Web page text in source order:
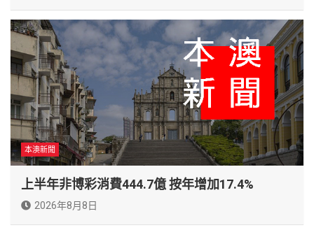
本澳新聞
上半年非博彩消費444.7億 按年增加17.4%
2026年8月8日